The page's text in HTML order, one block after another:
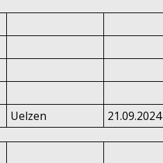
Uelzen 21.09.2024